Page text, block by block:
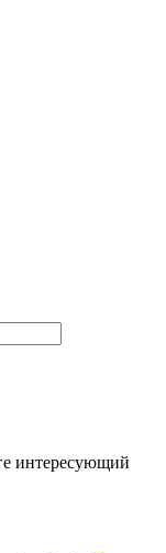
интересующий